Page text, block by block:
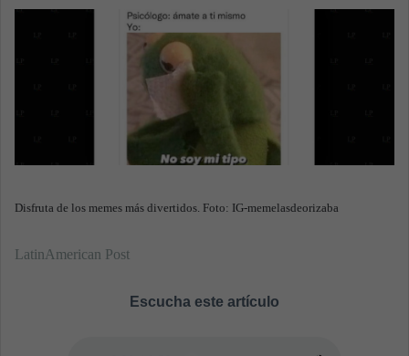
a
Disfruta de los memes más divertidos. Foto: IG-memelasdeorizaba
LatinAmerican Post
Escucha este artículo